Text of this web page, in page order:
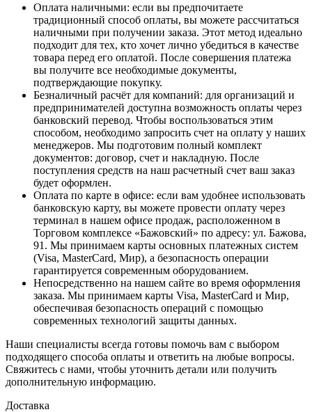
Оплата наличными: если вы предпочитаете
традиционный способ оплаты, вы можете рассчитаться
наличными при получении заказа. Этот метод идеально
подходит для тех, кто хочет лично убедиться в качестве
товара перед его оплатой. После совершения платежа
вы получите все необходимые документы,
подтверждающие покупку.
Безналичный расчёт для компаний: для организаций и
предпринимателей доступна возможность оплаты через
банковский перевод. Чтобы воспользоваться этим
способом, необходимо запросить счет на оплату у наших
менеджеров. Мы подготовим полный комплект
документов: договор, счет и накладную. После
поступления средств на наш расчетный счет ваш заказ
будет оформлен.
Оплата по карте в офисе: если вам удобнее использовать
банковскую карту, вы можете провести оплату через
терминал в нашем офисе продаж, расположенном в
Торговом комплексе «Бажовский» по адресу: ул. Бажова,
91. Мы принимаем карты основных платежных систем
(Visa, MasterCard, Мир), а безопасность операции
гарантируется современным оборудованием.
Непосредственно на нашем сайте во время оформления
заказа. Мы принимаем карты Visa, MasterCard и Мир,
обеспечивая безопасность операций с помощью
современных технологий защиты данных.
Наши специалисты всегда готовы помочь вам с выбором
подходящего способа оплаты и ответить на любые вопросы.
Свяжитесь с нами, чтобы уточнить детали или получить
дополнительную информацию.
Доставка